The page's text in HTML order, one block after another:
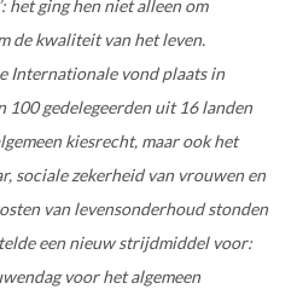
het ging hen niet alleen om
de kwaliteit van het leven.
Internationale vond plaats in
100 gedelegeerden uit 16 landen
kiesrecht, maar ook het
sociale zekerheid van vrouwen en
van levensonderhoud stonden
een nieuw strijdmiddel voor:
voor het algemeen